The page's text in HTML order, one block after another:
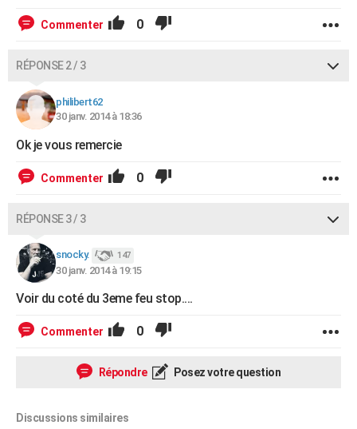
Commenter 0
RÉPONSE 2 / 3
philibert62
30 janv. 2014 à 18:36
Ok je vous remercie
Commenter 0
RÉPONSE 3 / 3
snocky. 147
30 janv. 2014 à 19:15
Voir du coté du 3eme feu stop....
Commenter 0
Répondre Posez votre question
Discussions similaires